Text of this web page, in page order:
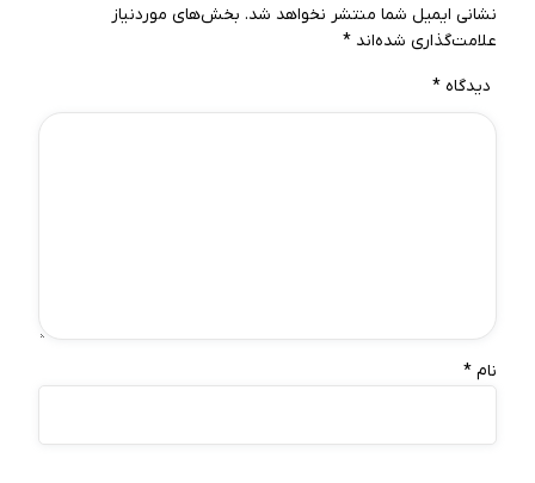
نشانی ایمیل شما منتشر نخواهد شد. بخش‌های موردنیاز
علامت‌گذاری شده‌اند *
دیدگاه *
نام *